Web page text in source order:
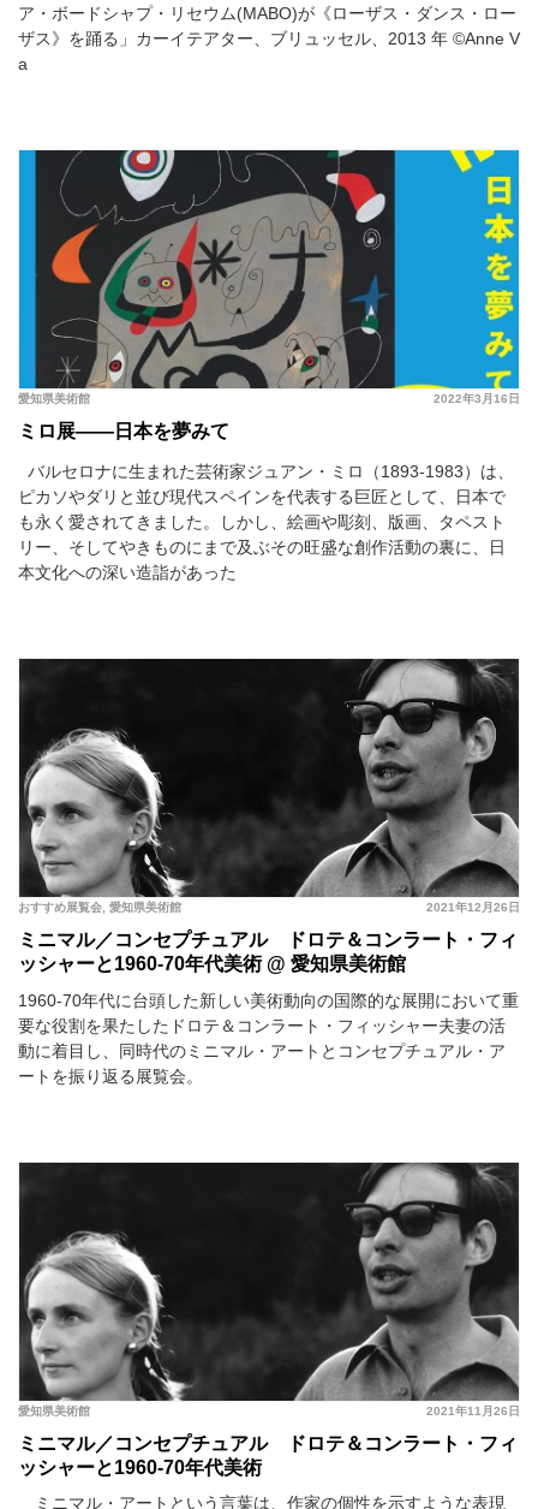
ア・ボードシャプ・リセウム(MABO)が《ローザス・ダンス・ロー
ザス》を踊る」カーイテアター、ブリュッセル、2013 年 ©️Anne V
a
2022年3月16日
愛知県美術館
ミロ展——日本を夢みて
バルセロナに生まれた芸術家ジュアン・ミロ（1893-1983）は、
ピカソやダリと並び現代スペインを代表する巨匠として、日本で
も永く愛されてきました。しかし、絵画や彫刻、版画、タペスト
リー、そしてやきものにまで及ぶその旺盛な創作活動の裏に、日
本文化への深い造詣があった
2021年12月26日
おすすめ展覧会, 愛知県美術館
ミニマル／コンセプチュアル ドロテ＆コンラート・フィ
ッシャーと1960-70年代美術 @ 愛知県美術館
1960-70年代に台頭した新しい美術動向の国際的な展開において重
要な役割を果たしたドロテ＆コンラート・フィッシャー夫妻の活
動に着目し、同時代のミニマル・アートとコンセプチュアル・ア
ートを振り返る展覧会。
2021年11月26日
愛知県美術館
ミニマル／コンセプチュアル ドロテ＆コンラート・フィ
ッシャーと1960-70年代美術
ミニマル・アートという言葉は、作家の個性を示すような表現